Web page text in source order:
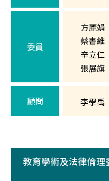
委員
方麗娟
蔡書維
辛立仁
張展旗
顧問 李學禹
教育學術及法律倫